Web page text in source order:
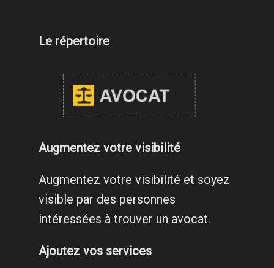
Le répertoire
Augmentez votre visibilité
Augmentez votre visibilité et soyez
visible par des personnes
intéressées à trouver un avocat.
Ajoutez vos services